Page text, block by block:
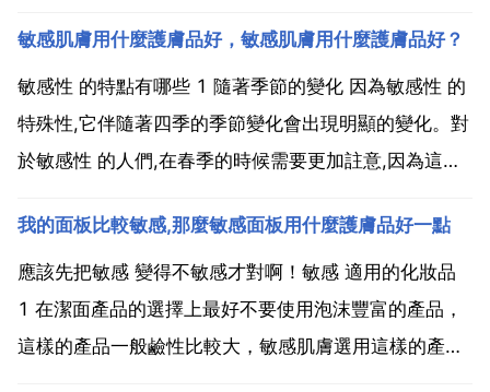
敏感肌膚用什麼護膚品好，敏感肌膚用什麼護膚品好？
敏感性 的特點有哪些 1 隨著季節的變化 因為敏感性 的
特殊性,它伴隨著四季的季節變化會出現明顯的變化。對
於敏感性 的人們,在春季的時候需要更加註意,因為這是
卻給肌膚造成了很大的負擔,因為漫天的花粉,這很容易
導致肌膚更加敏感。因為季節的變化,這肌膚出...
我的面板比較敏感,那麼敏感面板用什麼護膚品好一點
應該先把敏感 變得不敏感才對啊！敏感 適用的化妝品
1 在潔面產品的選擇上最好不要使用泡沫豐富的產品，
這樣的產品一般鹼性比較大，敏感肌膚選用這樣的產品